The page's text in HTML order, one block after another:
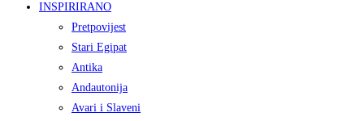
INSPIRIRANO
Pretpovijest
Stari Egipat
Antika
Andautonija
Avari i Slaveni